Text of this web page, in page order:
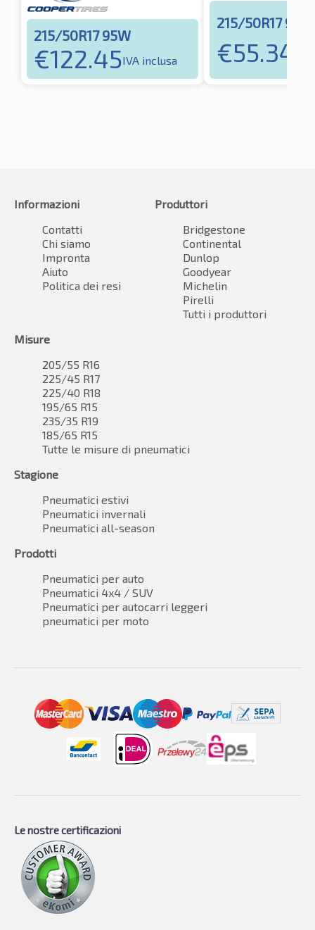
215/50R17 95W
€122.45IVA inclusa
215/50R17 95W
€55.34
Informazioni
Contatti
Chi siamo
Impronta
Aiuto
Politica dei resi
Produttori
Bridgestone
Continental
Dunlop
Goodyear
Michelin
Pirelli
Tutti i produttori
Misure
205/55 R16
225/45 R17
225/40 R18
195/65 R15
235/35 R19
185/65 R15
Tutte le misure di pneumatici
Stagione
Pneumatici estivi
Pneumatici invernali
Pneumatici all-season
Prodotti
Pneumatici per auto
Pneumatici 4x4 / SUV
Pneumatici per autocarri leggeri
pneumatici per moto
Le nostre certificazioni